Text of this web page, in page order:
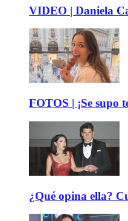
VIDEO | Daniela
FOTOS | ¡Se supo
¿Qué opina ella?